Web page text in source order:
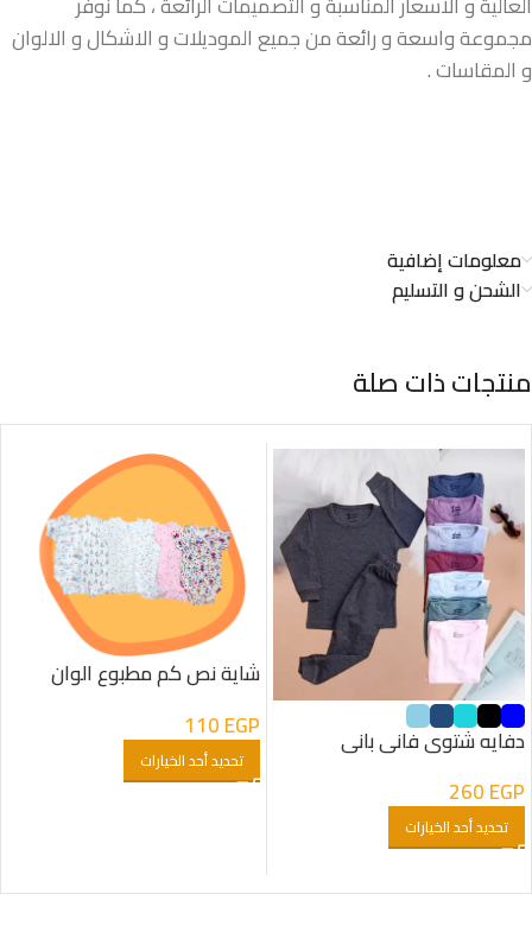
مجموعة واسعة و رائعة من جميع الموديلات و الاشكال و الالوان
و المقاسات .
معلومات إضافية
الشحن و التسليم
منتجات ذات صلة
دفايه شتوى فانى بانى
260EGP
تحديد أحد الخيارات
شاية نص كم مطبوع الوان
110EGP
تحديد أحد الخيارات